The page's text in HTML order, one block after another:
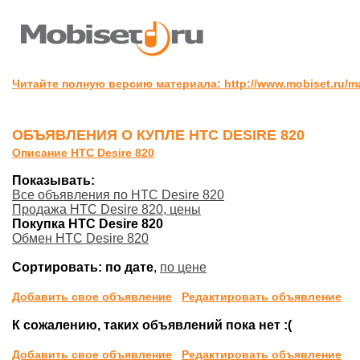
Читайте полную версию материала: http://www.mobiset.ru/
ОБЪЯВЛЕНИЯ О КУПЛЕ HTC DESIRE 820
Описание HTC Desire 820
Показывать:
Все объявления по HTC Desire 820
Продажа HTC Desire 820, цены
Покупка HTC Desire 820
Обмен HTC Desire 820
Сортировать: по дате, по цене
Добавить свое объявление Редактировать объявление
К сожалению, таких объявлений пока нет :(
Добавить свое объявление Редактировать объявление